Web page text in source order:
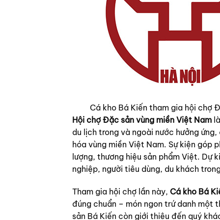
Cá kho Bá Kiến tham gia hội chợ
Hội chợ Đặc sản vùng miền Việt Nam
du lịch trong và ngoài nước hưởng
hóa vùng miền Việt Nam. Sự kiện góp
lượng, thương hiệu sản phẩm Việt.
nghiệp, người tiêu dùng, du khách
Tham gia hội chợ lần này, Cá kho Bá
đúng chuẩn – món ngon trứ danh một
sản Bá Kiến còn giới thiệu đến quý